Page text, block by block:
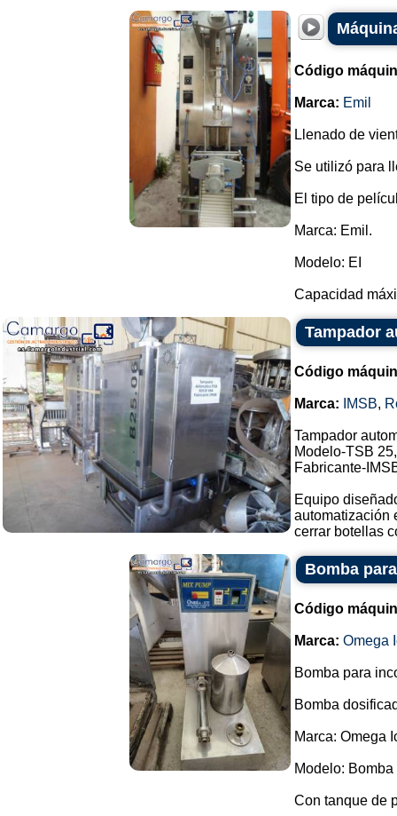
Código
Marca: Emil
Llenado de
Se utilizó para
El tipo de
Marca: Emil.
Modelo: EI
Capacidad
Tampador
Código
Marca: IMSB,
Tampador
Modelo-TSB
Fabricante-
Equipo
automatización
cerrar botellas
Bomba
Código
Marca: Omega
Bomba para
Bomba
Marca: Omega
Modelo:
Con tanque de